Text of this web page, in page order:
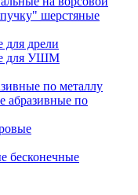
шерстяные
для дрели
для УШМ
по металлу
абразивные по
бесконечные